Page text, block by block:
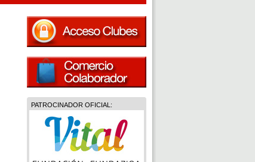
PATROCINADOR OFICIAL: